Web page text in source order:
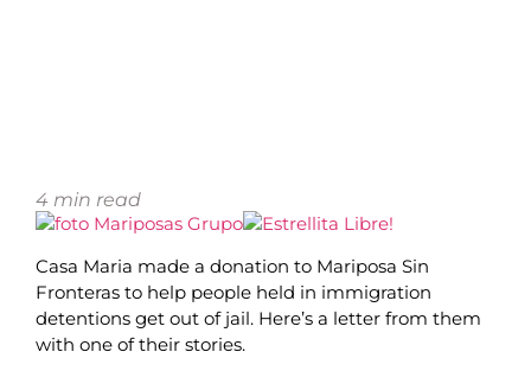
4 min read
Casa Maria made a donation to Mariposa Sin
Fronteras to help people held in immigration
detentions get out of jail. Here’s a letter from them
with one of their stories.